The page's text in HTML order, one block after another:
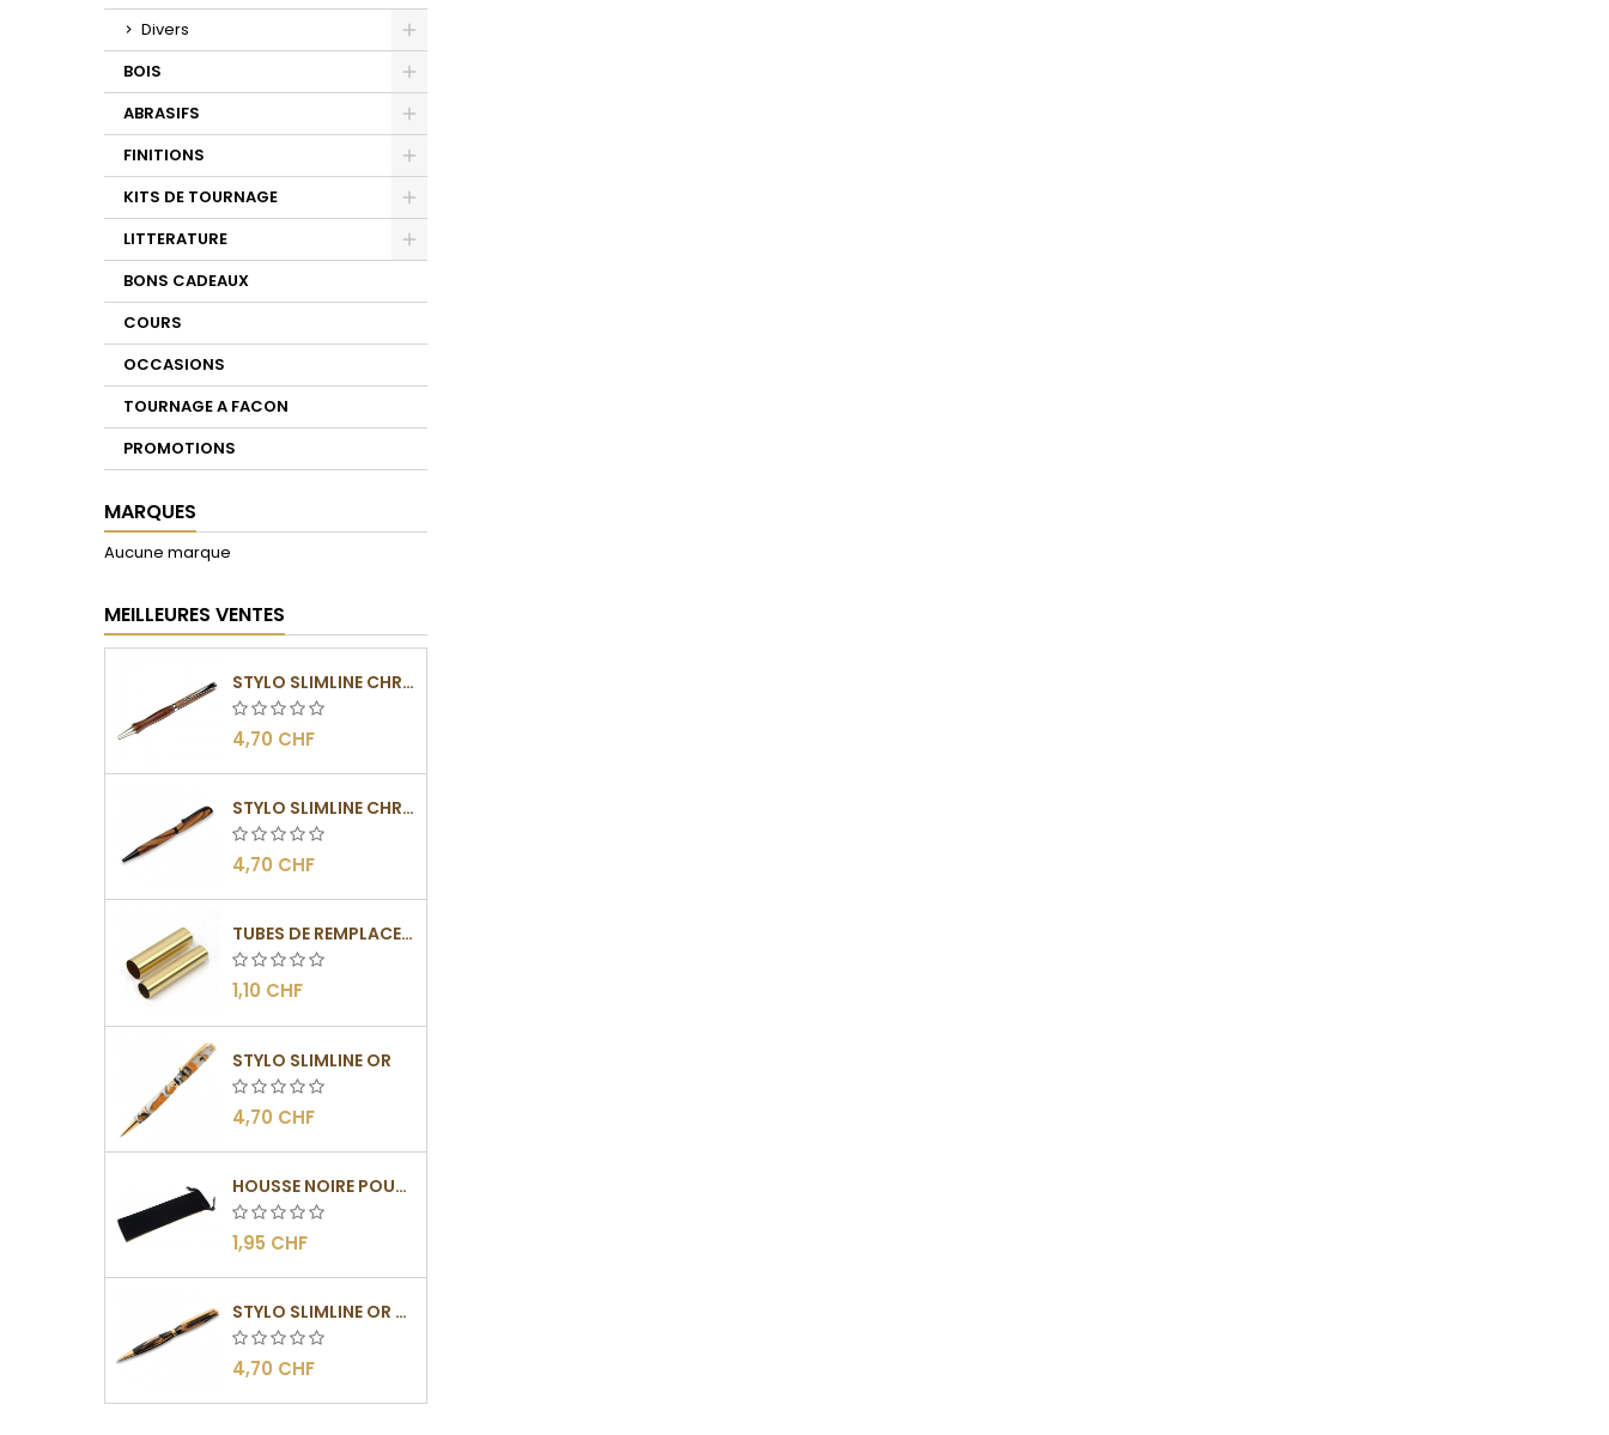
Divers
BOIS
ABRASIFS
FINITIONS
KITS DE TOURNAGE
LITTERATURE
BONS CADEAUX
COURS
OCCASIONS
TOURNAGE A FACON
PROMOTIONS
MARQUES
Aucune marque
MEILLEURES VENTES
STYLO SLIMLINE CHROMÉ
4,70 CHF
STYLO SLIMLINE CHROMÉ NOIR
4,70 CHF
TUBES DE REMPLACEMENT POUR MÉCANISME SLIMLINE
1,10 CHF
STYLO SLIMLINE OR
4,70 CHF
HOUSSE NOIRE POUR STYLO
1,95 CHF
STYLO SLIMLINE OR - BARRETTE PLATE
4,70 CHF